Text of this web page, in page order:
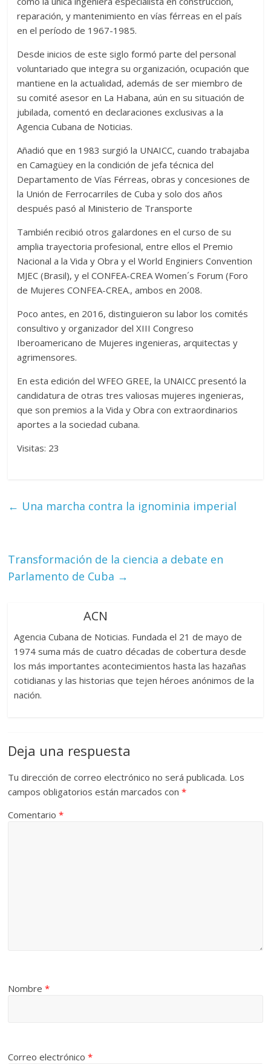
reparación, y mantenimiento en vías férreas en el país
en el período de 1967-1985.
Desde inicios de este siglo formó parte del personal
voluntariado que integra su organización, ocupación que
mantiene en la actualidad, además de ser miembro de
su comité asesor en La Habana, aún en su situación de
jubilada, comentó en declaraciones exclusivas a la
Agencia Cubana de Noticias.
Añadió que en 1983 surgió la UNAICC, cuando trabajaba
en Camagüey en la condición de jefa técnica del
Departamento de Vías Férreas, obras y concesiones de
la Unión de Ferrocarriles de Cuba y solo dos años
después pasó al Ministerio de Transporte
También recibió otros galardones en el curso de su
amplia trayectoria profesional, entre ellos el Premio
Nacional a la Vida y Obra y el World Enginiers Convention
MJEC (Brasil), y el CONFEA-CREA Women´s Forum (Foro
de Mujeres CONFEA-CREA., ambos en 2008.
Poco antes, en 2016, distinguieron su labor los comités
consultivo y organizador del XIII Congreso
Iberoamericano de Mujeres ingenieras, arquitectas y
agrimensores.
En esta edición del WFEO GREE, la UNAICC presentó la
candidatura de otras tres valiosas mujeres ingenieras,
que son premios a la Vida y Obra con extraordinarios
aportes a la sociedad cubana.
Visitas: 23
← Una marcha contra la ignominia imperial
Transformación de la ciencia a debate en
Parlamento de Cuba →
ACN
Agencia Cubana de Noticias. Fundada el 21 de mayo de
1974 suma más de cuatro décadas de cobertura desde
los más importantes acontecimientos hasta las hazañas
cotidianas y las historias que tejen héroes anónimos de la
nación.
Deja una respuesta
Tu dirección de correo electrónico no será publicada. Los
campos obligatorios están marcados con*
Comentario*
Nombre*
Correo electrónico*